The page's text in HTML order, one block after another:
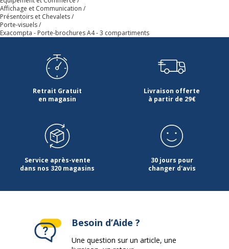
Affichage et Communication
Présentoirs et Chevalets
Porte-visuels
Exacompta - Porte-brochures A4 - 3 compartiments
Retrait Gratuit
en magasin
Livraison offerte
à partir de 29€
Service après-vente
dans nos 320 magasins
30 jours pour
changer d'avis
Besoin d’Aide ?
Une question sur un article, une